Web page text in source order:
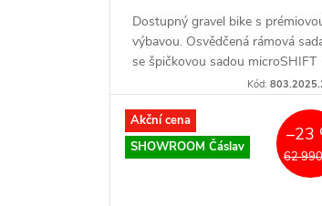
Dostupný gravel bike s
výbavou. Osvědčená rámová
se špičkovou sadou microSHIFT
SWORD 2×10 s
Kód:
Akční cena
SHOWROOM Čáslav
62
–23